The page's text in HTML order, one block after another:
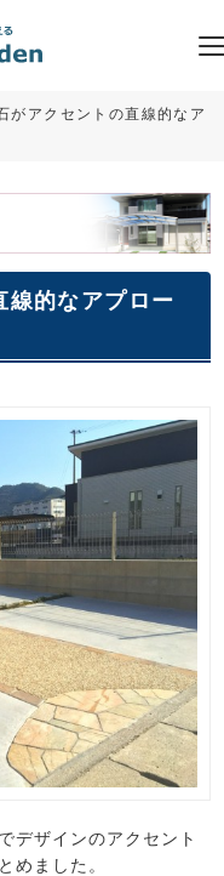
がアクセントの直線的なア
線的なアプロー
デザインのアクセント
めました。